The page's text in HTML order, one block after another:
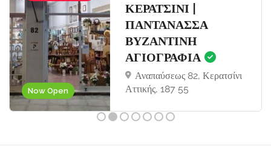
Now Open
ΚΕΡΑΤΣΙΝΙ |
ΠΑΝΤΑΝΑΣΣΑ
ΒΥΖΑΝΤΙΝΗ
ΑΓΙΟΓΡΑΦΙΑ
Αναπαύσεως 82, Κερατσίνι
Αττικής, 187 55